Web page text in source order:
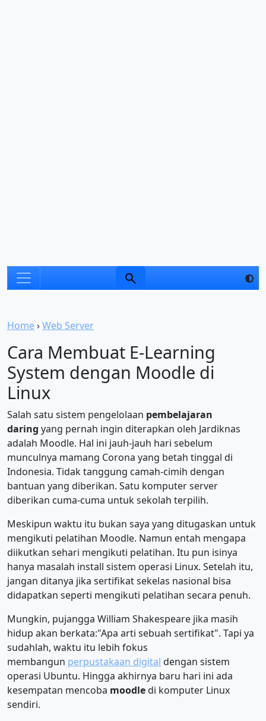
Home›Web Server
Cara Membuat E-Learning
System dengan Moodle di
Linux
Salah satu sistem pengelolaan pembelajaran
daring yang pernah ingin diterapkan oleh Jardiknas
adalah Moodle. Hal ini jauh-jauh hari sebelum
munculnya mamang Corona yang betah tinggal di
Indonesia. Tidak tanggung camah-cimih dengan
bantuan yang diberikan. Satu komputer server
diberikan cuma-cuma untuk sekolah terpilih.
Meskipun waktu itu bukan saya yang ditugaskan untuk
mengikuti pelatihan Moodle. Namun entah mengapa
diikutkan sehari mengikuti pelatihan. Itu pun isinya
hanya masalah install sistem operasi Linux. Setelah itu,
jangan ditanya jika sertifikat sekelas nasional bisa
didapatkan seperti mengikuti pelatihan secara penuh.
Mungkin, pujangga William Shakespeare jika masih
hidup akan berkata:"Apa arti sebuah sertifikat". Tapi ya
sudahlah, waktu itu lebih fokus
membangun perpustakaan digital dengan sistem
operasi Ubuntu. Hingga akhirnya baru hari ini ada
kesempatan mencoba moodledi komputer Linux
sendiri.